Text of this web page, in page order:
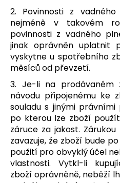
2. Povinnosti z
nejméně v takovém
povinnosti z vadného
jinak oprávněn uplatnit
vyskytne u spotřebního
měsíců od převzetí.
3. Je-li na prodávaném
návodu připojenému ke
souladu s jinými
po kterou lze zboží
záruce za jakost.
zavazuje, že zboží bude
použití pro obvyklý účel
vlastnosti. Vytkl-li
zboží oprávněně, neběží